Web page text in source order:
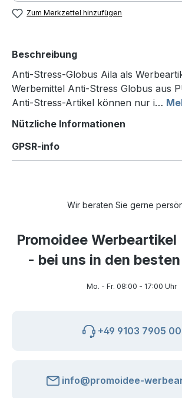
Zum Merkzettel hinzufügen
Beschreibung
Anti-Stress-Globus Aila als
Werbemittel Anti-Stress Globus aus
Anti-Stress-Artikel können nur i…
Nützliche Informationen
GPSR-info
Wir beraten Sie gerne
Promoidee Werbeartikel
- bei uns in den
Mo. - Fr. 08:00 - 17:00 Uhr
+49 9103 7905 00
info@promoidee-